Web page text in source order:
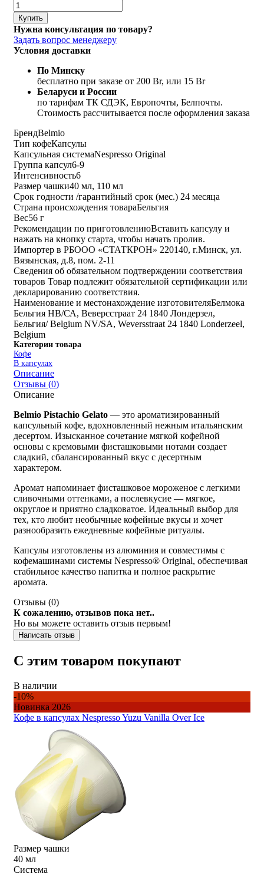
Купить
Нужна консультация по товару?
Задать вопрос менеджеру
Условия доставки
По Минску
бесплатно при заказе от 200 Br, или 15 Br
Беларуси и России
по тарифам ТК СДЭК, Европочты, Белпочты.
Стоимость рассчитывается после оформления заказа
БрендBelmio
Тип кофеКапсулы
Капсульная системаNespresso Original
Группа капсул6-9
Интенсивность6
Размер чашки40 мл, 110 мл
Срок годности /гарантийный срок (мес.) 24 месяца
Страна происхождения товараБельгия
Вес56 г
Рекомендации по приготовлениюВставить капсулу и
нажать на кнопку старта, чтобы начать пролив.
Импортер в РБООО «СТАТКРОН» 220140, г.Минск, ул.
Вязынская, д.8, пом. 2-11
Сведения об обязательном подтверждении соответствия
товаров Товар подлежит обязательной сертификации или
декларированию соответствия.
Наименование и местонахождение изготовителяБелмока
Бельгия НВ/СА, Веверсстраат 24 1840 Лондерзел,
Бельгия/ Belgium NV/SA, Weversstraat 24 1840 Londerzeel,
Belgium
Категории товара
Кофе
В капсулах
Описание
Отзывы (0)
Описание
Belmio Pistachio Gelato — это ароматизированный
капсульный кофе, вдохновленный нежным итальянским
десертом. Изысканное сочетание мягкой кофейной
основы с кремовыми фисташковыми нотами создает
сладкий, сбалансированный вкус с десертным
характером.
Аромат напоминает фисташковое мороженое с легкими
сливочными оттенками, а послевкусие — мягкое,
округлое и приятно сладковатое. Идеальный выбор для
тех, кто любит необычные кофейные вкусы и хочет
разнообразить ежедневные кофейные ритуалы.
Капсулы изготовлены из алюминия и совместимы с
кофемашинами системы Nespresso® Original, обеспечивая
стабильное качество напитка и полное раскрытие
аромата.
Отзывы (0)
К сожалению, отзывов пока нет..
Но вы можете оставить отзыв первым!
Написать отзыв
С этим товаром покупают
В наличии
-10%
Новинка 2026
Кофе в капсулах Nespresso Yuzu Vanilla Over Ice
Размер чашки
40 мл
Система